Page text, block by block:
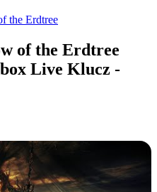
the Erdtree
of the Erdtree
Live Klucz -